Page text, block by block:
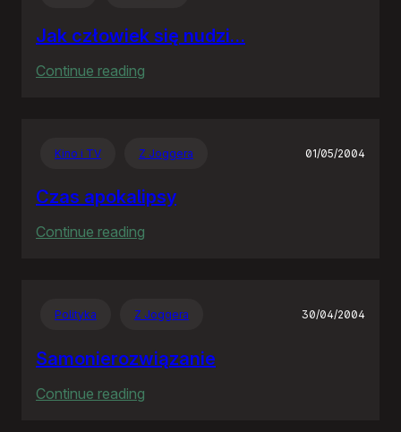
Jak człowiek się nudzi…
Continue reading
nudzi…
Kino i TV Z Joggera 01/05/2004
Czas apokalipsy
Continue reading
Polityka Z Joggera 30/04/2004
Samonierozwiązanie
Continue reading